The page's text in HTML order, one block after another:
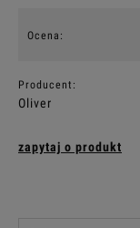
Ocena:
Producent:
Oliver
zapytaj o produkt